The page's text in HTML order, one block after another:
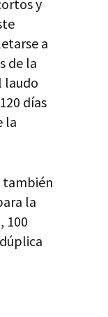
y
a
de la
laudo
días
la
también
la
100